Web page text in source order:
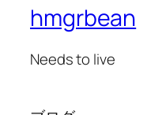
hmgrbean
Needs to live